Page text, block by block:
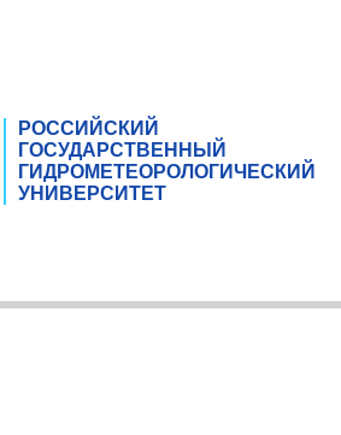
РОССИЙСКИЙ
ГОСУДАРСТВЕННЫЙ
ГИДРОМЕТЕОРОЛОГИЧЕСКИЙ
УНИВЕРСИТЕТ